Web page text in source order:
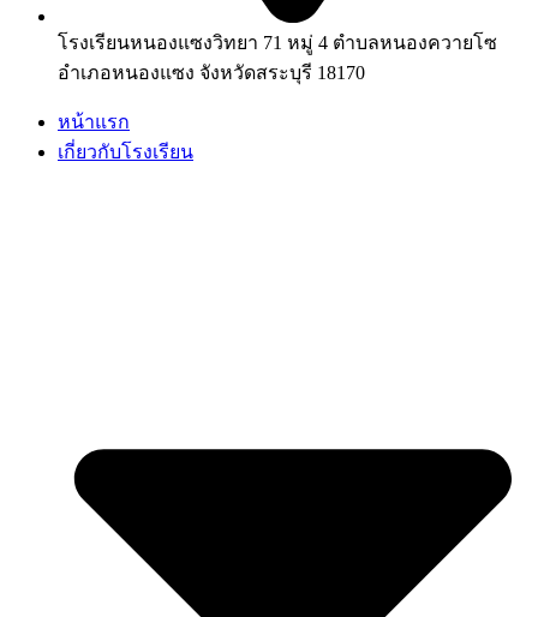
โรงเรียนหนองแซงวิทยา 71 หมู่ 4 ตำบลหนองควายโซ
อำเภอหนองแซง จังหวัดสระบุรี 18170
หน้าแรก
เกี่ยวกับโรงเรียน